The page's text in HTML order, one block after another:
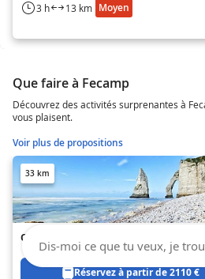
3 h 13 km Moyen
Que faire à Fecamp
Découvrez des activités surprenantes à
vous plaisent.
Voir plus de propositions
33 km
Côte d'Albatre
Réservez à partir de 2110 €
Dis-moi ce que tu veux, je